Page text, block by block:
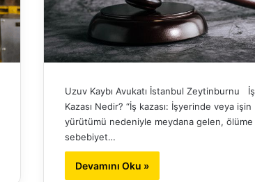
Uzuv Kaybı Avukatı İstanbul Zeytinburnu İş
Kazası Nedir? “İş kazası: İşyerinde veya işin
yürütümü nedeniyle meydana gelen, ölüme
sebebiyet…
Devamını Oku »